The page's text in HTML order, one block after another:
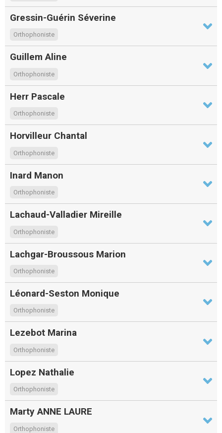
Gressin-Guérin Séverine
Orthophoniste
Guillem Aline
Orthophoniste
Herr Pascale
Orthophoniste
Horvilleur Chantal
Orthophoniste
Inard Manon
Orthophoniste
Lachaud-Valladier Mireille
Orthophoniste
Lachgar-Broussous Marion
Orthophoniste
Léonard-Seston Monique
Orthophoniste
Lezebot Marina
Orthophoniste
Lopez Nathalie
Orthophoniste
Marty ANNE LAURE
Orthophoniste